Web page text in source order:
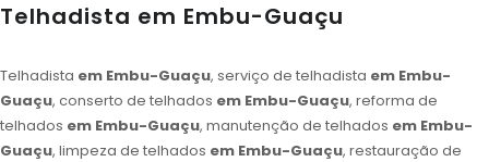
Telhadista em Embu-Guaçu
Telhadista em Embu-Guaçu, serviço de telhadista em Embu-
Guaçu, conserto de telhados em Embu-Guaçu, reforma de
telhados em Embu-Guaçu, manutenção de telhados em Embu-
Guaçu, limpeza de telhados em Embu-Guaçu, restauração de